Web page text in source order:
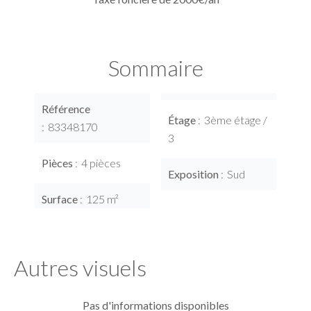
Sommaire
Référence
83348170
Pièces 4 pièces
Surface 125 m²
Étage
3ème étage /
3
Exposition Sud
Autres visuels
Pas d'informations disponibles